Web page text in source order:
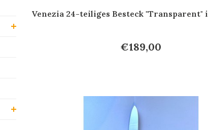
Venezia 24-teiliges Besteck "Transparent"
€189,00